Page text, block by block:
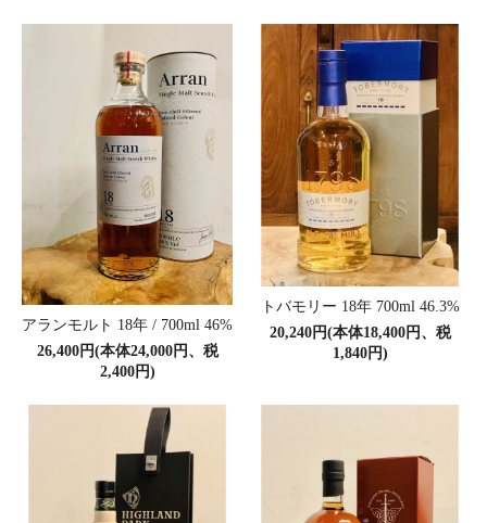
アランモルト 18年 / 700ml 46%
26,400円(本体24,000円、税
2,400円)
トバモリー 18年 700ml 46.3%
20,240円(本体18,400円、税
1,840円)